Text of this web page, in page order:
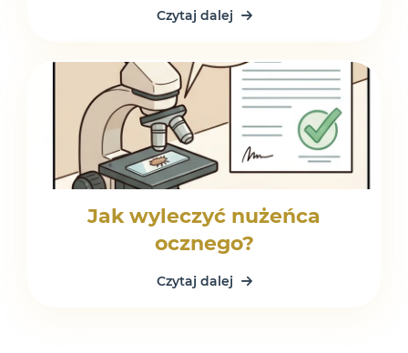
Czytaj dalej
Jak wyleczyć nużeńca
ocznego?
Czytaj dalej
Płatności są bezpiecznie obsługiwane przez system